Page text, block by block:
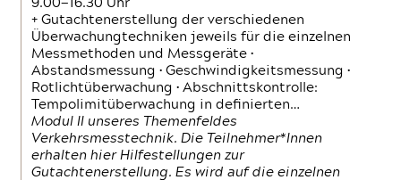
9.00—16.30 Uhr
+ Gutachtenerstellung der verschiedenen
Überwachungtechniken jeweils für die einzelnen
Messmethoden und Messgeräte •
Abstandsmessung • Geschwindigkeitsmessung •
Rotlichtüberwachung • Abschnittskontrolle:
Tempolimitüberwachung in definierten…
Modul II unseres Themenfeldes
Verkehrsmesstechnik. Die Teilnehmer*Innen
erhalten hier Hilfestellungen zur
Gutachtenerstellung. Es wird auf die einzelnen